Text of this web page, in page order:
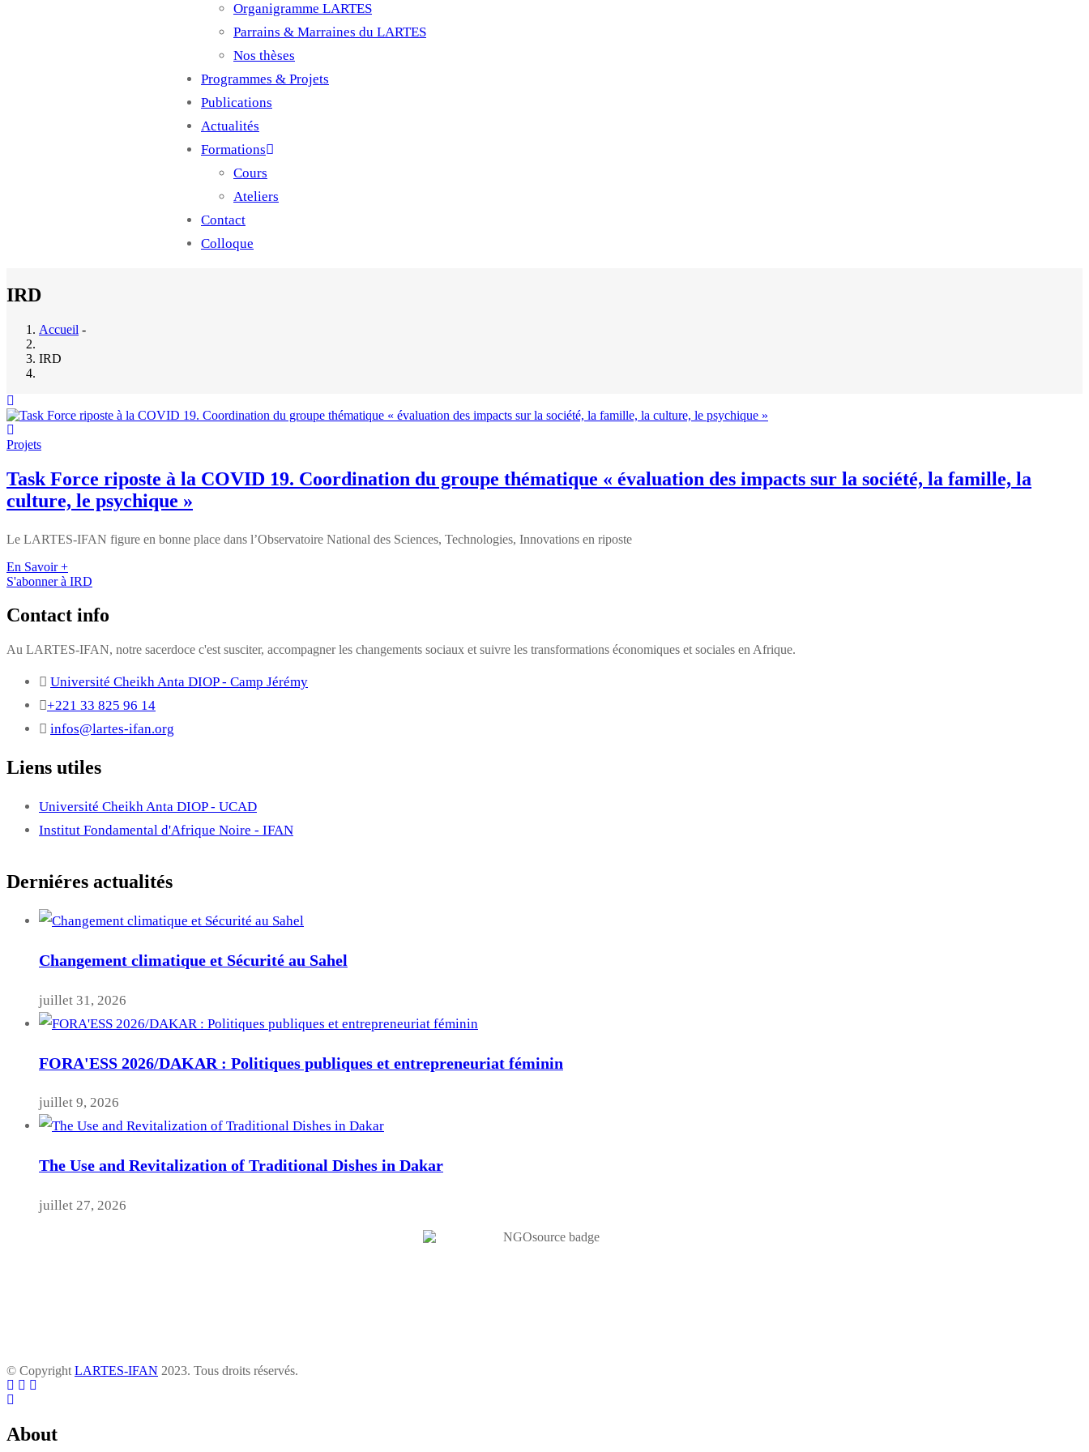
Organigramme LARTES
Parrains & Marraines du LARTES
Nos thèses
Programmes & Projets
Publications
Actualités
Formations
Cours
Ateliers
Contact
Colloque
IRD
Accueil -
IRD
Projets
Task Force riposte à la COVID 19. Coordination du groupe thématique « évaluation des impacts sur la société, la famille, la
culture, le psychique »
Le LARTES-IFAN figure en bonne place dans l’Observatoire National des Sciences, Technologies, Innovations en riposte
En Savoir +
S'abonner à IRD
Contact info
Au LARTES-IFAN, notre sacerdoce c'est susciter, accompagner les changements sociaux et suivre les transformations économiques et sociales en Afrique.
Université Cheikh Anta DIOP - Camp Jérémy
+221 33 825 96 14
infos@lartes-ifan.org
Liens utiles
Université Cheikh Anta DIOP - UCAD
Institut Fondamental d'Afrique Noire - IFAN
Derniéres actualités
Changement climatique et Sécurité au Sahel
juillet 31, 2026
FORA'ESS 2026/DAKAR : Politiques publiques et entrepreneuriat féminin
juillet 9, 2026
The Use and Revitalization of Traditional Dishes in Dakar
juillet 27, 2026
© Copyright LARTES-IFAN 2023. Tous droits réservés.
About